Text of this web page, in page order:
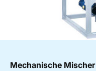
Mechanische Mischer